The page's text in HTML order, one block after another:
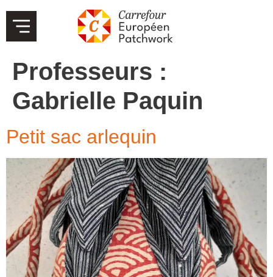
Professeurs :
Gabrielle Paquin
Petit sac arlequin